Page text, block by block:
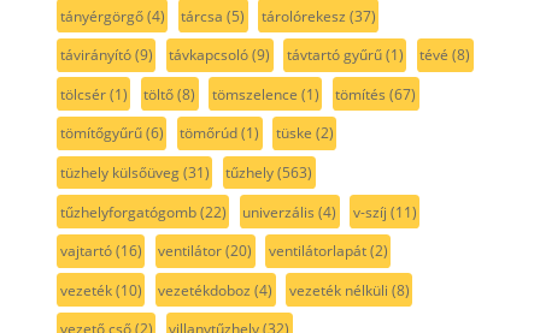
tányérgörgő(4) tárcsa (5) tárolórekesz (37)
távirányító(9) távkapcsoló(9) távtartó gyűrű(1) tévé (8)
tölcsér(1) töltő(8) tömszelence (1) tömítés (67)
tömítőgyűrű(6) tömőrúd(1) tüske (2)
tüzhely külsőüveg(31) tűzhely(563)
tűzhelyforgatógomb(22) univerzális (4) v-szíj (11)
vajtartó(16) ventilátor(20) ventilátorlapát(2)
vezeték(10) vezetékdoboz (4) vezeték nélküli (8)